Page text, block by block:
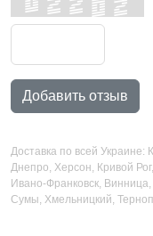
Добавить отзыв
Доставка по всей Украине:
Днепро, Херсон, Кривой
Ивано-Франковск,
Сумы, Хмельницкий,